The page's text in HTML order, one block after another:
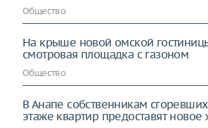
Общество
На крыше новой омской
смотровая площадка с газоном
Общество
В Анапе собственникам
этаже квартир предоставят новое